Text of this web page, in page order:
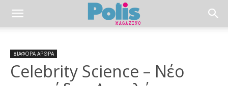
ΔΙΑΦΟΡΑ ΑΡΘΡΑ
Celebrity Science – Νέο